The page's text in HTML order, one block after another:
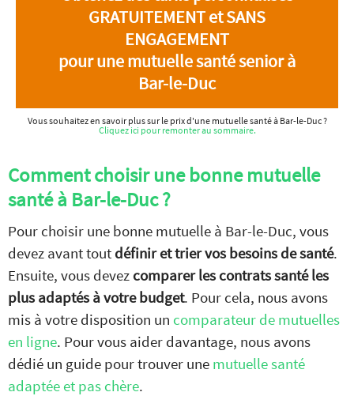
GRATUITEMENT et SANS
ENGAGEMENT
pour une mutuelle santé senior à
Bar-le-Duc
Vous souhaitez en savoir plus sur le prix d'une mutuelle santé à Bar-le-Duc ?
Cliquez ici pour remonter au sommaire.
Comment choisir une bonne mutuelle
santé à Bar-le-Duc ?
Pour choisir une bonne mutuelle à Bar-le-Duc, vous
devez avant tout définir et trier vos besoins de santé.
Ensuite, vous devez comparer les contrats santé les
plus adaptés à votre budget. Pour cela, nous avons
mis à votre disposition un comparateur de mutuelles
en ligne. Pour vous aider davantage, nous avons
dédié un guide pour trouver une mutuelle santé
adaptée et pas chère.